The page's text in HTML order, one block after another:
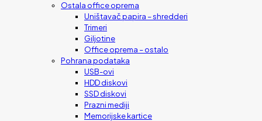
Ostala office oprema
Uništavač papira – shredderi
Trimeri
Giljotine
Office oprema – ostalo
Pohrana podataka
USB-ovi
HDD diskovi
SSD diskovi
Prazni mediji
Memorijske kartice